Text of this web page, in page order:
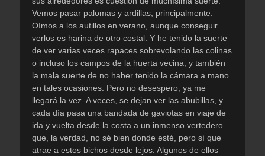
Vemos pasar palomas y ardillas, principalmente.
Oímos a los autillos en verano, aunque conseguir
verlos es harina de otro costal. Y he tenido la suerte
de ver varias veces rapaces sobrevolando las colinas
o incluso los campos de la huerta vecina, y también
la mala suerte de no haber tenido la cámara a mano
en tales ocasiones. Pero no desespero, ya me
llegará la vez. A veces, se dejan ver las abubillas, y
cada día pasa una bandada de gaviotas en viaje de
ida y vuelta desde la costa a un inmenso vertedero
que, la verdad, no sé bien donde esté, pero sí que
atrae a estos bichos desde lejos. Algunos de ellos